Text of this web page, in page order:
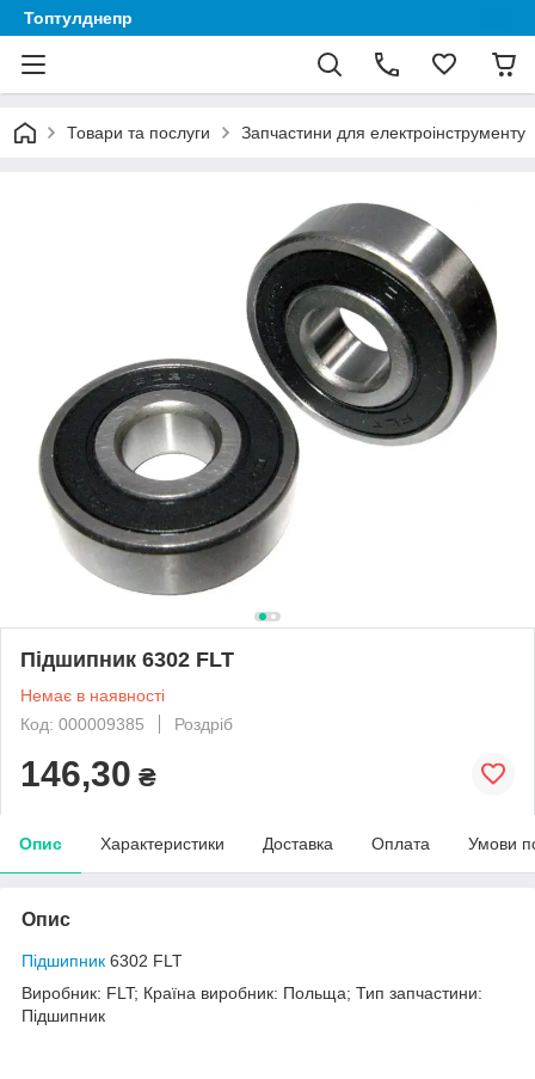
Топтулднепр
Товари та послуги Запчастини для електроінструменту
Підшипник 6302 FLT
Немає в наявності
Код: 000009385
Роздріб
146,30 ₴
Опис Характеристики Доставка Оплата Умови
Опис
Підшипник 6302 FLT
Виробник: FLT; Країна виробник: Польща; Тип запчастини:
Підшипник